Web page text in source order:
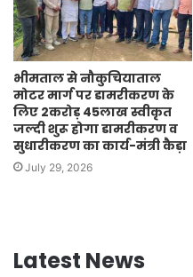
भीमताल से नौकुचियाताल
मोटर मार्ग पर डामरीकरण के
लिए 2करोड़ 45लाख स्वीकृत
जल्दी शुरू होगा डामरीकरण व
सुधारीकरण का कार्य-मंत्री कैड़ा
July 29, 2026
Latest News